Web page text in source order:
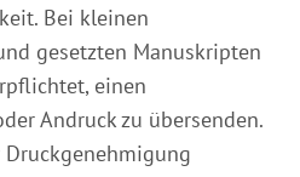
Bei kleinen
gesetzten Manuskripten
einen
Andruck zu übersenden.
Druckgenehmigung